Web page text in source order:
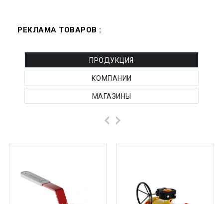
РЕКЛАМА ТОВАРОВ :
ПРОДУКЦИЯ
КОМПАНИИ
МАГАЗИНЫ